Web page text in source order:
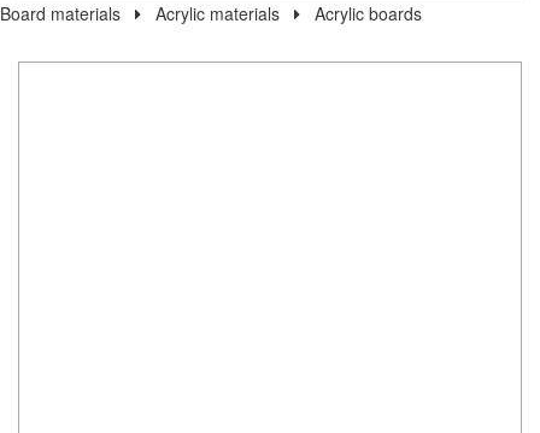
Board materials
Acrylic materials Acrylic boards